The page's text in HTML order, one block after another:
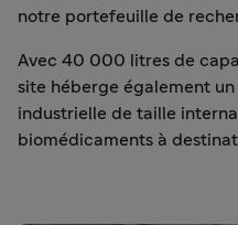
notre portefeuille de
Avec 40 000 litres de
site héberge également
industrielle de taille
biomédicaments à